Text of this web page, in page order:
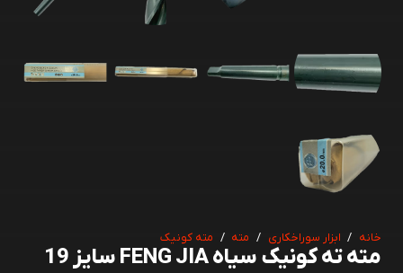
خانه / ابزار سوراخکاری / مته / مته کونیک
مته ته کونیک سیاه FENG JIA سایز 19